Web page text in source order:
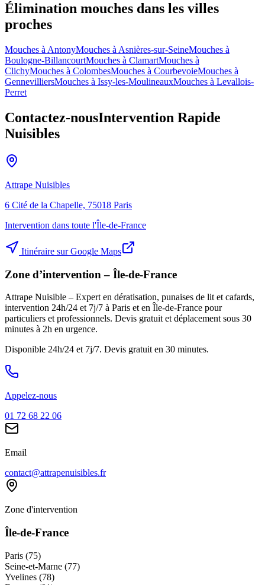
Élimination mouches dans les villes
proches
Mouches à AntonyMouches à Asnières-sur-SeineMouches à
Boulogne-BillancourtMouches à ClamartMouches à
ClichyMouches à ColombesMouches à CourbevoieMouches à
GennevilliersMouches à Issy-les-MoulineauxMouches à Levallois-
Perret
Contactez-nousIntervention Rapide
Nuisibles
Attrape Nuisibles
6 Cité de la Chapelle, 75018 Paris
Intervention dans toute l'Île-de-France
Itinéraire sur Google Maps
Zone d’intervention – Île-de-France
Attrape Nuisible – Expert en dératisation, punaises de lit et cafards,
intervention 24h/24 et 7j/7 à Paris et en Île-de-France pour
particuliers et professionnels. Devis gratuit et déplacement sous 30
minutes à 2h en urgence.
Disponible 24h/24 et 7j/7. Devis gratuit en 30 minutes.
Appelez-nous
01 72 68 22 06
Email
contact@attrapenuisibles.fr
Zone d'intervention
Île-de-France
Paris (75)
Seine-et-Marne (77)
Yvelines (78)